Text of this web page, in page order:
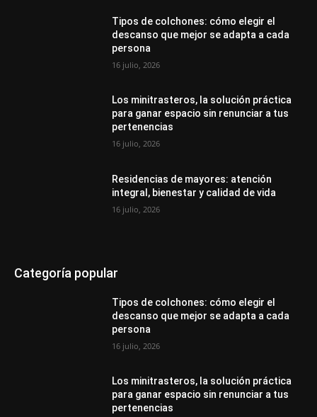
Tipos de colchones: cómo elegir el
descanso que mejor se adapta a cada
persona
16 julio, 2026
Los minitrasteros, la solución práctica
para ganar espacio sin renunciar a tus
pertenencias
16 julio, 2026
Residencias de mayores: atención
integral, bienestar y calidad de vida
16 julio, 2026
Categoría popular
Tipos de colchones: cómo elegir el
descanso que mejor se adapta a cada
persona
16 julio, 2026
Los minitrasteros, la solución práctica
para ganar espacio sin renunciar a tus
pertenencias